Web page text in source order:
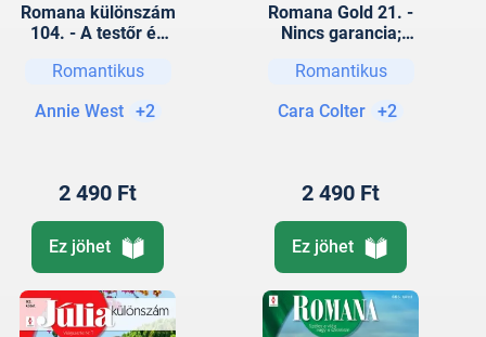
Romana különszám
104. - A testőr és
Szervezett szerető;
Romantikus
Annie West
+2
2 490 Ft
Ez jöhet
Romana Gold 21. -
Nincs garancia;
Furcsa páros
Romantikus
Cara Colter +2
2 490 Ft
Ez jöhet